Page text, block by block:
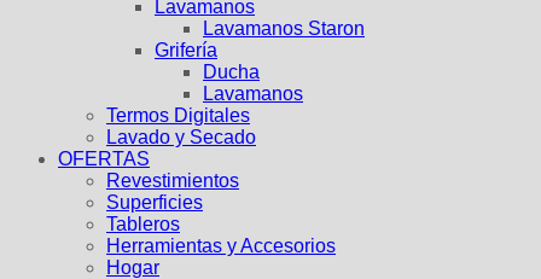
Lavamanos
Lavamanos Staron
Grifería
Ducha
Lavamanos
Termos Digitales
Lavado y Secado
OFERTAS
Revestimientos
Superficies
Tableros
Herramientas y Accesorios
Hogar